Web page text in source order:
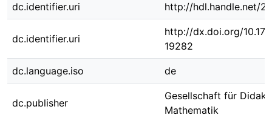
dc.identifier.uri http://hdl.handle.net/
dc.identifier.uri
http://dx.doi.org/
19282
dc.language.iso de
dc.publisher
Gesellschaft für
Mathematik